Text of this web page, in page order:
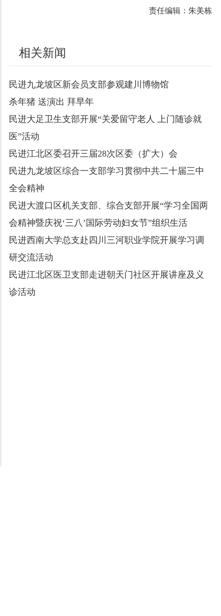
责任编辑：朱美栋
相关新闻
民进九龙坡区新会员支部参观建川博物馆
杀年猪 送演出 拜早年
民进大足卫生支部开展“关爱留守老人 上门随诊就
医”活动
民进江北区委召开三届28次区委（扩大）会
民进九龙坡区综合一支部学习贯彻中共二十届三中
全会精神
民进大渡口区机关支部、综合支部开展“学习全国两
会精神暨庆祝‘三八’国际劳动妇女节”组织生活
民进西南大学总支赴四川三河职业学院开展学习调
研交流活动
民进江北区医卫支部走进朝天门社区开展讲座及义
诊活动